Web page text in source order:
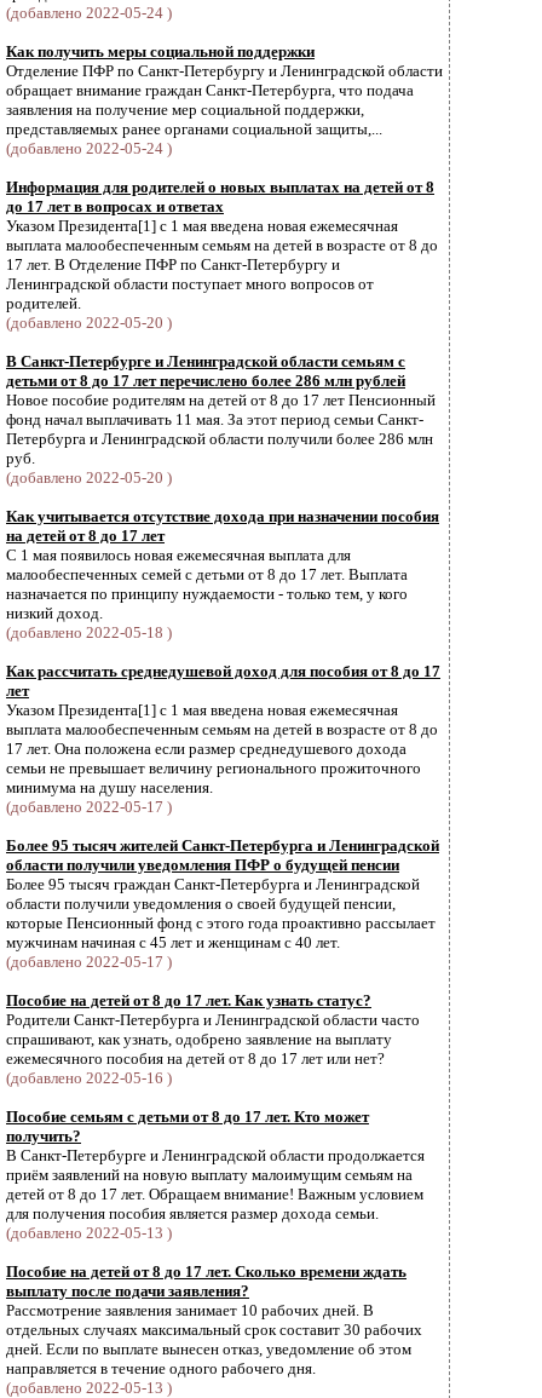
(добавлено 2022-05-24 )
Как получить меры социальной поддержки
Отделение ПФР по Санкт-Петербургу и Ленинградской области
обращает внимание граждан Санкт-Петербурга, что подача
заявления на получение мер социальной поддержки,
представляемых ранее органами социальной защиты,...
(добавлено 2022-05-24 )
Информация для родителей о новых выплатах на детей от 8
до 17 лет в вопросах и ответах
Указом Президента[1] с 1 мая введена новая ежемесячная
выплата малообеспеченным семьям на детей в возрасте от 8 до
17 лет. В Отделение ПФР по Санкт-Петербургу и
Ленинградской области поступает много вопросов от
родителей.
(добавлено 2022-05-20 )
В Санкт-Петербурге и Ленинградской области семьям с
детьми от 8 до 17 лет перечислено более 286 млн рублей
Новое пособие родителям на детей от 8 до 17 лет Пенсионный
фонд начал выплачивать 11 мая. За этот период семьи Санкт-
Петербурга и Ленинградской области получили более 286 млн
руб.
(добавлено 2022-05-20 )
Как учитывается отсутствие дохода при назначении пособия
на детей от 8 до 17 лет
С 1 мая появилось новая ежемесячная выплата для
малообеспеченных семей с детьми от 8 до 17 лет. Выплата
назначается по принципу нуждаемости - только тем, у кого
низкий доход.
(добавлено 2022-05-18 )
Как рассчитать среднедушевой доход для пособия от 8 до 17
лет
Указом Президента[1] с 1 мая введена новая ежемесячная
выплата малообеспеченным семьям на детей в возрасте от 8 до
17 лет. Она положена если размер среднедушевого дохода
семьи не превышает величину регионального прожиточного
минимума на душу населения.
(добавлено 2022-05-17 )
Более 95 тысяч жителей Санкт-Петербурга и Ленинградской
области получили уведомления ПФР о будущей пенсии
Более 95 тысяч граждан Санкт-Петербурга и Ленинградской
области получили уведомления о своей будущей пенсии,
которые Пенсионный фонд с этого года проактивно рассылает
мужчинам начиная с 45 лет и женщинам с 40 лет.
(добавлено 2022-05-17 )
Пособие на детей от 8 до 17 лет. Как узнать статус?
Родители Санкт-Петербурга и Ленинградской области часто
спрашивают, как узнать, одобрено заявление на выплату
ежемесячного пособия на детей от 8 до 17 лет или нет?
(добавлено 2022-05-16 )
Пособие семьям с детьми от 8 до 17 лет. Кто может
получить?
В Санкт-Петербурге и Ленинградской области продолжается
приём заявлений на новую выплату малоимущим семьям на
детей от 8 до 17 лет. Обращаем внимание! Важным условием
для получения пособия является размер дохода семьи.
(добавлено 2022-05-13 )
Пособие на детей от 8 до 17 лет. Сколько времени ждать
выплату после подачи заявления?
Рассмотрение заявления занимает 10 рабочих дней. В
отдельных случаях максимальный срок составит 30 рабочих
дней. Если по выплате вынесен отказ, уведомление об этом
направляется в течение одного рабочего дня.
(добавлено 2022-05-13 )